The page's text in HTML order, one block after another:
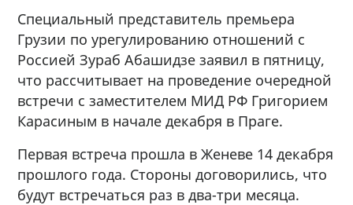
Специальный представитель премьера
Грузии по урегулированию отношений с
Россией Зураб Абашидзе заявил в пятницу,
что рассчитывает на проведение очередной
встречи с заместителем МИД РФ Григорием
Карасиным в начале декабря в Праге.
Первая встреча прошла в Женеве 14 декабря
прошлого года. Стороны договорились, что
будут встречаться раз в два-три месяца.